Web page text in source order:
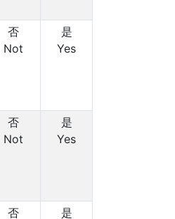
否
Not
是
Yes
否
Not
是
Yes
否
是